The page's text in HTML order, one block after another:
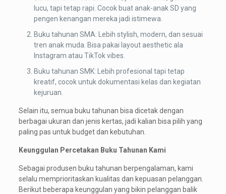
lucu, tapi tetap rapi. Cocok buat anak-anak SD yang
pengen kenangan mereka jadi istimewa.
Buku tahunan SMA: Lebih stylish, modern, dan sesuai
tren anak muda. Bisa pakai layout aesthetic ala
Instagram atau TikTok vibes.
Buku tahunan SMK: Lebih profesional tapi tetap
kreatif, cocok untuk dokumentasi kelas dan kegiatan
kejuruan.
Selain itu, semua buku tahunan bisa dicetak dengan
berbagai ukuran dan jenis kertas, jadi kalian bisa pilih yang
paling pas untuk budget dan kebutuhan.
Keunggulan Percetakan Buku Tahunan Kami
Sebagai produsen buku tahunan berpengalaman, kami
selalu memprioritaskan kualitas dan kepuasan pelanggan.
Berikut beberapa keunggulan yang bikin pelanggan balik